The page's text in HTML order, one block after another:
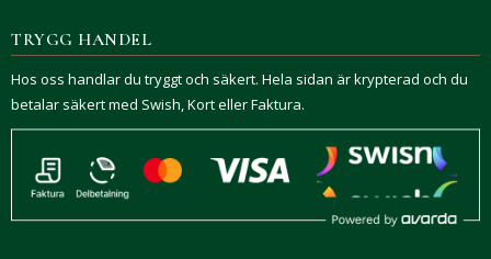
TRYGG HANDEL
Hos oss handlar du tryggt och säkert. Hela sidan är krypterad och du
betalar säkert med Swish, Kort eller Faktura.